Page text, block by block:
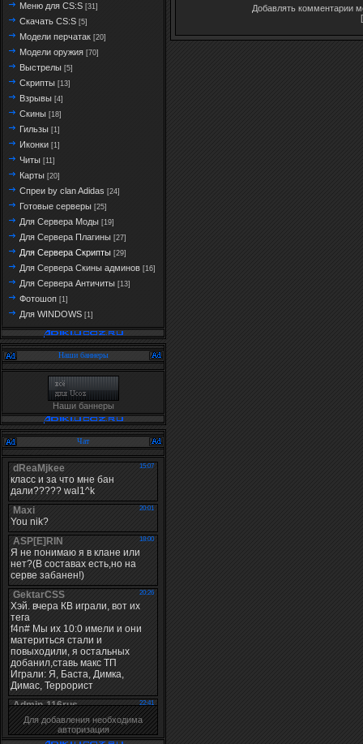
Меню для CS:S [31]
Скачать CS:S [5]
Модели перчатак [20]
Модели оружия [70]
Выстрелы [5]
Скрипты [13]
Взрывы [4]
Скины [18]
Гильзы [1]
Иконки [1]
Читы [11]
Карты [20]
Спреи by clan Adidas [24]
Готовые серверы [25]
Для Сервера Моды [19]
Для Сервера Плагины [27]
Для Сервера Скрипты [29]
Для Сервера Скины админов [16]
Для Сервера Античиты [13]
Фотошоп [1]
Для WINDOWS [1]
Наши баннеры
Наши баннеры
Чат
Для добавления необходима
авторизация
Добавлять комментарии